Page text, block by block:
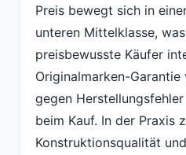
Preis bewegt sich in
unteren Mittelklasse,
preisbewusste Käufer
Originalmarken-
gegen
beim Kauf. In der Praxis
Konstruktionsqualität